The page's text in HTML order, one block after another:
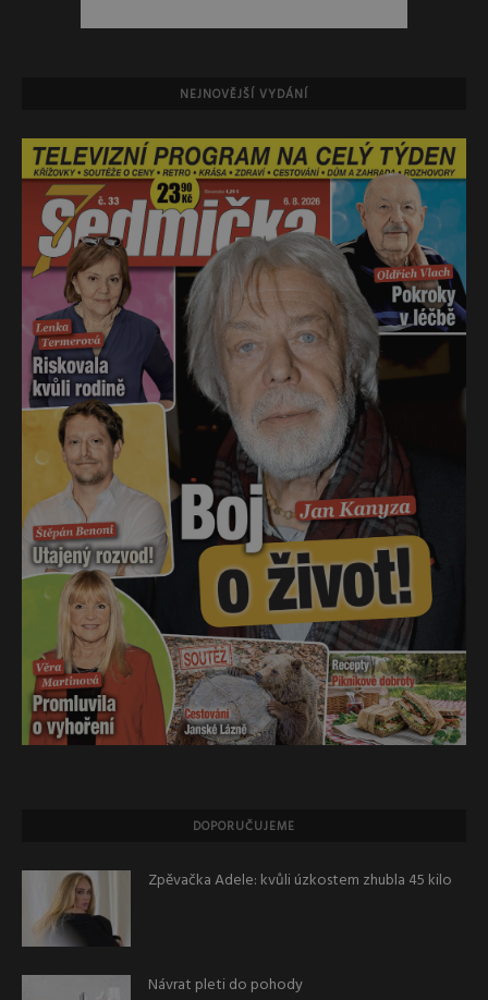
NEJNOVĚJŠÍ VYDÁNÍ
DOPORUČUJEME
Zpěvačka Adele: kvůli úzkostem zhubla 45 kilo
Návrat pleti do pohody